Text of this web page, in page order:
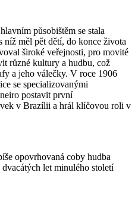
působištěm se stala
níž měl pět dětí, do konce života
široké veřejnosti, pro movité
různé kultury a hudbu, což
a jeho válečky. V roce 1906
se specializovanými
postavit první
v Brazílii a hrál klíčovou roli v
opovrhovaná coby hudba
let minulého století